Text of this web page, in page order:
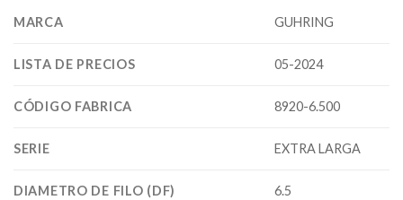
MARCA GUHRING
LISTA DE PRECIOS 05-2024
CÓDIGO FABRICA 8920-6.500
SERIE EXTRA LARGA
DIAMETRO DE FILO (DF) 6.5